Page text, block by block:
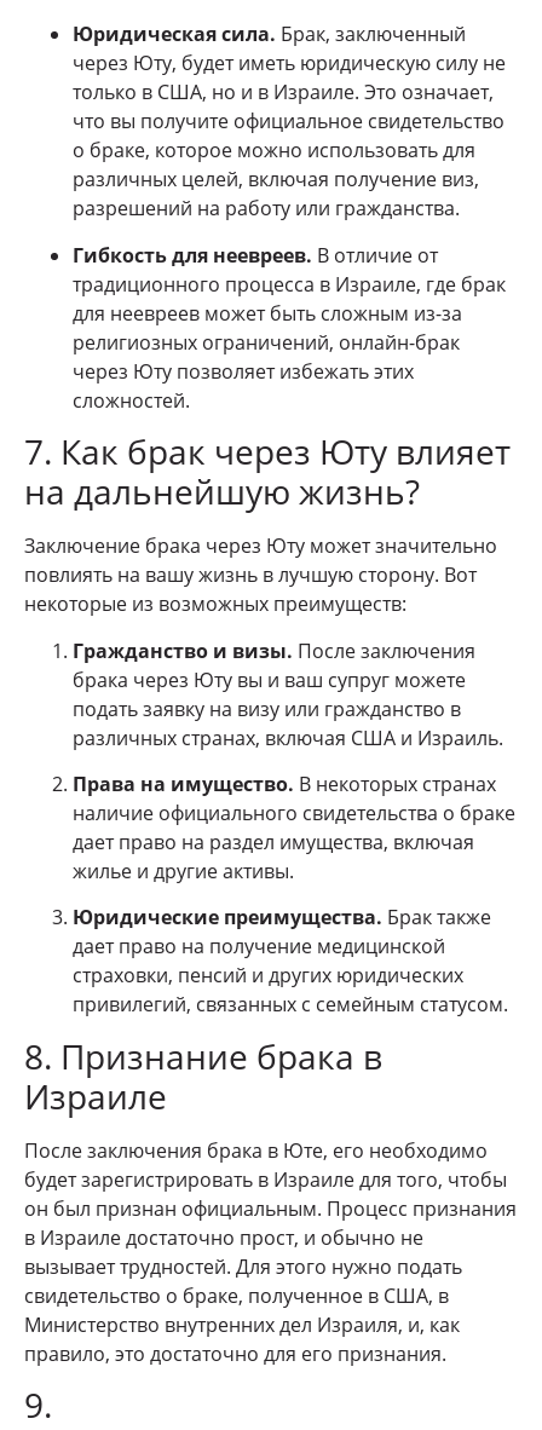
Юридическая сила. Брак, заключенный
через Юту, будет иметь юридическую силу не
только в США, но и в Израиле. Это означает,
что вы получите официальное свидетельство
о браке, которое можно использовать для
различных целей, включая получение виз,
разрешений на работу или гражданства.
Гибкость для неевреев. В отличие от
традиционного процесса в Израиле, где брак
для неевреев может быть сложным из-за
религиозных ограничений, онлайн-брак
через Юту позволяет избежать этих
сложностей.
7. Как брак через Юту влияет
на дальнейшую жизнь?
Заключение брака через Юту может значительно
повлиять на вашу жизнь в лучшую сторону. Вот
некоторые из возможных преимуществ:
Гражданство и визы. После заключения
брака через Юту вы и ваш супруг можете
подать заявку на визу или гражданство в
различных странах, включая США и Израиль.
Права на имущество. В некоторых странах
наличие официального свидетельства о браке
дает право на раздел имущества, включая
жилье и другие активы.
Юридические преимущества. Брак также
дает право на получение медицинской
страховки, пенсий и других юридических
привилегий, связанных с семейным статусом.
8. Признание брака в
Израиле
После заключения брака в Юте, его необходимо
будет зарегистрировать в Израиле для того, чтобы
он был признан официальным. Процесс признания
в Израиле достаточно прост, и обычно не
вызывает трудностей. Для этого нужно подать
свидетельство о браке, полученное в США, в
Министерство внутренних дел Израиля, и, как
правило, это достаточно для его признания.
9.